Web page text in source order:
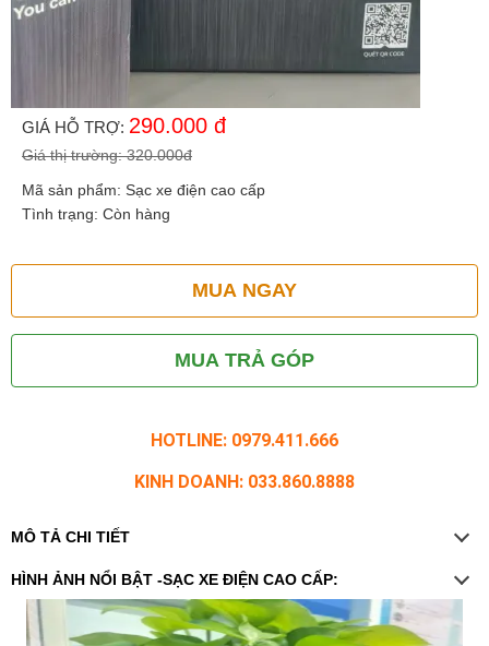
GIÁ HỖ TRỢ: 290.000 đ
Giá thị trường:320.000đ
Mã sản phẩm: Sạc xe điện cao cấp
Tình trạng: Còn hàng
MUA NGAY
MUA TRẢ GÓP
HOTLINE: 0979.411.666
KINH DOANH: 033.860.8888
MÔ TẢ CHI TIẾT
HÌNH ẢNH NỔI BẬT -SẠC XE ĐIỆN CAO CẤP: